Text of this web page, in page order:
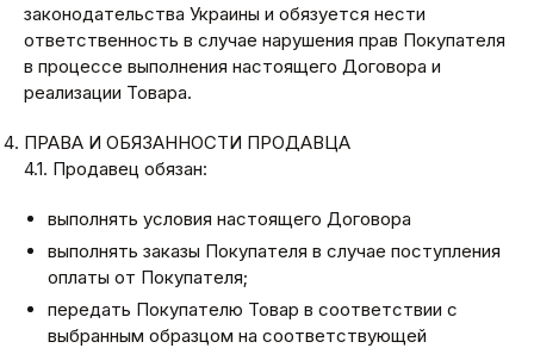
законодательства Украины и обязуется нести
ответственность в случае нарушения прав Покупателя
в процессе выполнения настоящего Договора и
реализации Товара.
ПРАВА И ОБЯЗАННОСТИ ПРОДАВЦА
4.1. Продавец обязан:
выполнять условия настоящего Договора
выполнять заказы Покупателя в случае поступления
оплаты от Покупателя;
передать Покупателю Товар в соответствии с
выбранным образцом на соответствующей